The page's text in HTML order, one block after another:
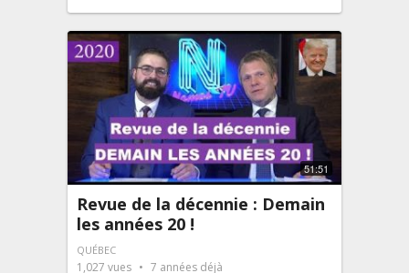
51:51
Revue de la décennie : Demain
les années 20 !
QUÉBEC
1,027 vues 7 années déjà